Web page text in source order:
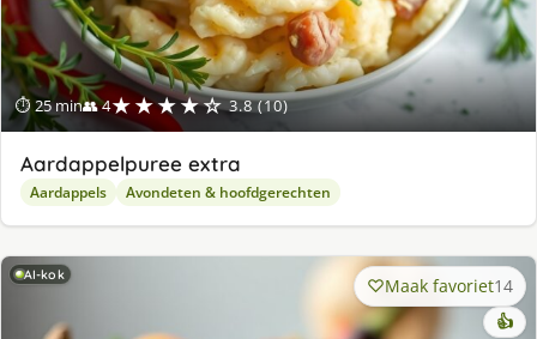
⏱ 25 min👥 4★★★★☆ 3.8 (10)
Aardappelpuree extra
Aardappels Avondeten & hoofdgerechten
AI-kok Maak favoriet14
👍